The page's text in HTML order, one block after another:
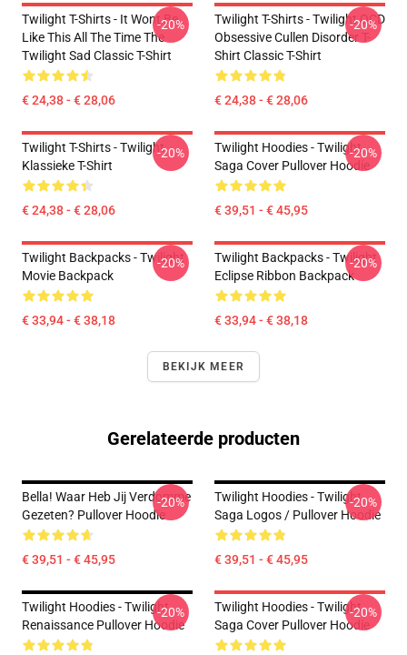
Twilight T-Shirts - It Wont Be
Like This All The Time The
Twilight Sad Classic T-Shirt
€ 24,38 - € 28,06
-20%
Twilight T-Shirts - Twilight OCD
Obsessive Cullen Disorder T-
Shirt Classic T-Shirt
€ 24,38 - € 28,06
-20%
Twilight T-Shirts - Twilight
Klassieke T-Shirt
€ 24,38 - € 28,06
-20%
Twilight Hoodies - Twilight
Saga Cover Pullover Hoodie
€ 39,51 - € 45,95
-20%
Twilight Backpacks - Twilight
Movie Backpack
€ 33,94 - € 38,18
-20%
Twilight Backpacks - Twilight
Eclipse Ribbon Backpack
€ 33,94 - € 38,18
-20%
BEKIJK MEER
Gerelateerde producten
Bella! Waar Heb Jij Verdomme
Gezeten? Pullover Hoodie
€ 39,51 - € 45,95
-20%
Twilight Hoodies - Twilight
Saga Logos / Pullover Hoodie
€ 39,51 - € 45,95
-20%
Twilight Hoodies - Twilight
Renaissance Pullover Hoodie
-20%
Twilight Hoodies - Twilight
Saga Cover Pullover Hoodie
-20%